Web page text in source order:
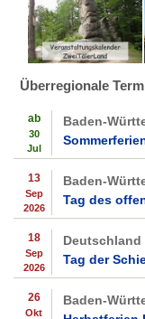
Überregionale
ab
30
Jul
Baden-
13
Sep
2026
Baden-
Tag des
18
Sep
2026
Deutschland
Tag der
26
Okt
Baden-